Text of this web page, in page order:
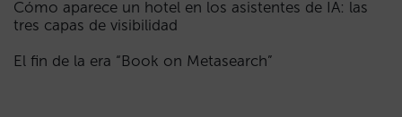
Cómo aparece un hotel en los asistentes de IA: las
tres capas de visibilidad
El fin de la era “Book on Metasearch”